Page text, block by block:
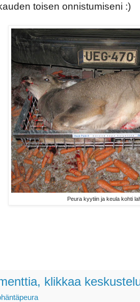
toisen onnistumiseni :)
Peura kyytiin ja keula kohti
klikkaa